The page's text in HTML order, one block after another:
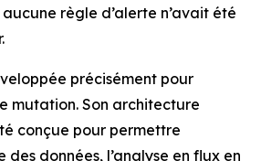
règle d’alerte n’avait été
précisément pour
mutation. Son architecture
conçue pour permettre
des données, l’analyse en flux en